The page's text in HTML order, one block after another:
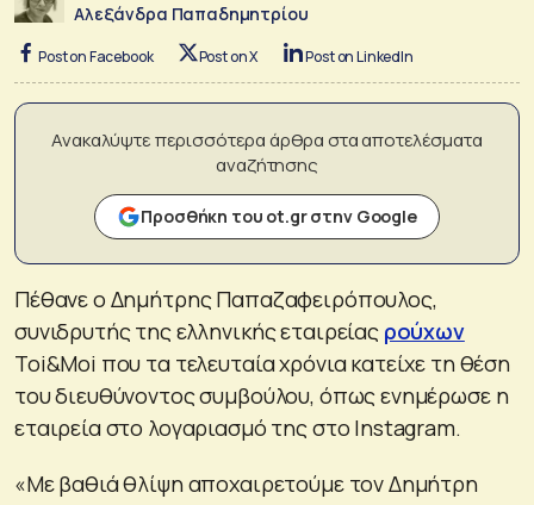
Αλεξάνδρα Παπαδημητρίου
Post on Facebook Post on X Post on LinkedIn
Ανακαλύψτε περισσότερα άρθρα στα αποτελέσματα
αναζήτησης
Προσθήκη του ot.gr στην Google
Πέθανε ο Δημήτρης Παπαζαφειρόπουλος,
συνιδρυτής της ελληνικής εταιρείας ρούχων
Toi&Moi που τα τελευταία χρόνια κατείχε τη θέση
του διευθύνοντος συμβούλου, όπως ενημέρωσε η
εταιρεία στο λογαριασμό της στο Instagram.
«Με βαθιά θλίψη αποχαιρετούμε τον Δημήτρη